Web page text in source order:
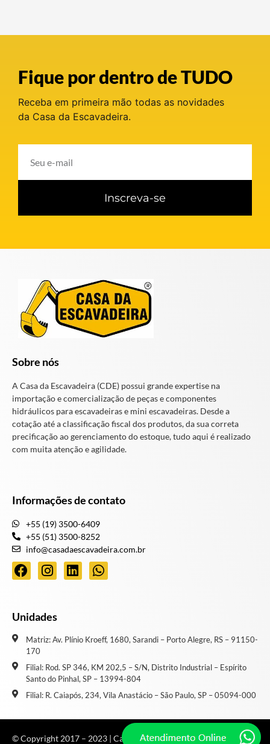
Fique por dentro de TUDO
Receba em primeira mão todas as novidades
da Casa da Escavadeira.
Inscreva-se
Sobre nós
A Casa da Escavadeira (CDE) possui grande expertise na
importação e comercialização de peças e componentes
hidráulicos para escavadeiras e mini escavadeiras. Desde a
cotação até a classificação fiscal dos produtos, da sua correta
precificação ao gerenciamento do estoque, tudo aqui é realizado
com muita atenção e agilidade.
Informações de contato
+55 (19) 3500-6409
+55 (51) 3500-8252
info@casadaescavadeira.com.br
Unidades
Matriz: Av. Plínio Kroeff, 1680, Sarandi – Porto Alegre, RS – 91150-
170
Filial: Rod. SP 346, KM 202,5 – S/N, Distrito Industrial – Espírito
Santo do Pinhal, SP – 13994-804
Filial: R. Caiapós, 234, Vila Anastácio – São Paulo, SP – 05094-000
© Copyright 2017 – 2023 | Casa de Escavadeira | Todos os direitos